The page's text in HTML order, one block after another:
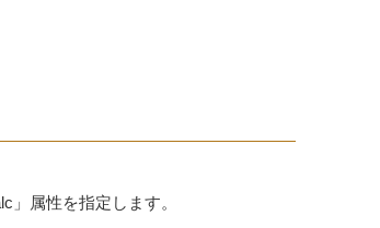
属性を指定します。